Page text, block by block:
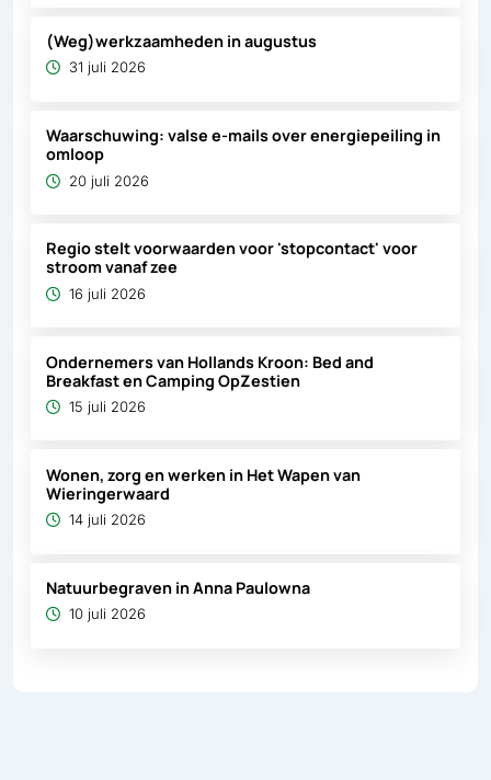
(Weg)werkzaamheden in augustus
31 juli 2026
Waarschuwing: valse e-mails over energiepeiling in
omloop
20 juli 2026
Regio stelt voorwaarden voor 'stopcontact' voor
stroom vanaf zee
16 juli 2026
Ondernemers van Hollands Kroon: Bed and
Breakfast en Camping OpZestien
15 juli 2026
Wonen, zorg en werken in Het Wapen van
Wieringerwaard
14 juli 2026
Natuurbegraven in Anna Paulowna
10 juli 2026